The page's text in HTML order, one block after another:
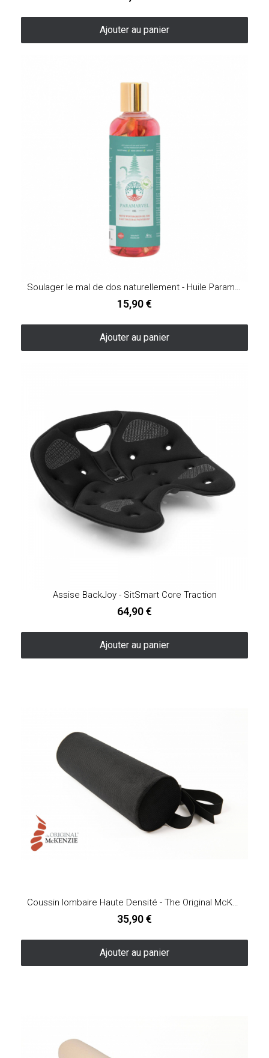
Ajouter au panier
Soulager le mal de dos naturellement - Huile Paramarvel
15,90 €
Ajouter au panier
Assise BackJoy - SitSmart Core Traction
64,90 €
Ajouter au panier
Coussin lombaire Haute Densité - The Original McKenzie®
35,90 €
Ajouter au panier